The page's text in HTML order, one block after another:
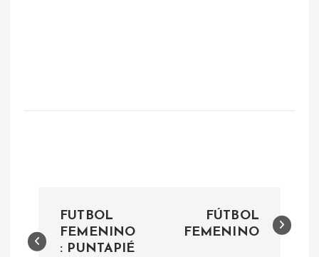
a
FUTBOL
FEMENINO
: PUNTAPIÉ
FÚTBOL
FEMENINO